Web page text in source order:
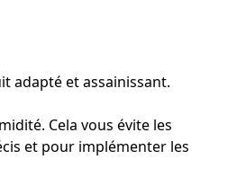
adapté et assainissant.
Cela vous évite les
et pour implémenter les